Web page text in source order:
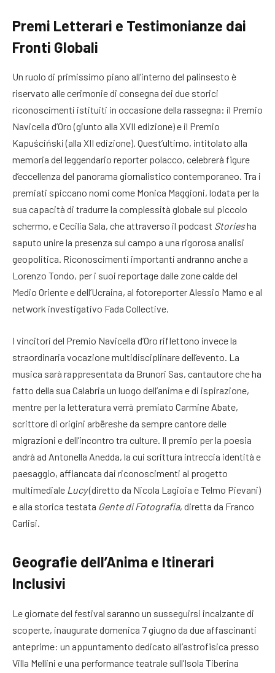
Premi Letterari e Testimonianze dai
Fronti Globali
Un ruolo di primissimo piano all’interno del palinsesto è
riservato alle cerimonie di consegna dei due storici
riconoscimenti istituiti in occasione della rassegna: il Premio
Navicella d’Oro (giunto alla XVII edizione) e il Premio
Kapuściński (alla XII edizione). Quest’ultimo, intitolato alla
memoria del leggendario reporter polacco, celebrerà figure
d’eccellenza del panorama giornalistico contemporaneo. Tra i
premiati spiccano nomi come Monica Maggioni, lodata per la
sua capacità di tradurre la complessità globale sul piccolo
schermo, e Cecilia Sala, che attraverso il podcast Storiesha
saputo unire la presenza sul campo a una rigorosa analisi
geopolitica. Riconoscimenti importanti andranno anche a
Lorenzo Tondo, per i suoi reportage dalle zone calde del
Medio Oriente e dell’Ucraina, al fotoreporter Alessio Mamo e al
network investigativo Fada Collective.
I vincitori del Premio Navicella d’Oro riflettono invece la
straordinaria vocazione multidisciplinare dell’evento. La
musica sarà rappresentata da Brunori Sas, cantautore che ha
fatto della sua Calabria un luogo dell’anima e di ispirazione,
mentre per la letteratura verrà premiato Carmine Abate,
scrittore di origini arbëreshe da sempre cantore delle
migrazioni e dell’incontro tra culture. Il premio per la poesia
andrà ad Antonella Anedda, la cui scrittura intreccia identità e
paesaggio, affiancata dai riconoscimenti al progetto
multimediale Lucy(diretto da Nicola Lagioia e Telmo Pievani)
e alla storica testata Gente di Fotografia, diretta da Franco
Carlisi.
Geografie dell’Anima e Itinerari
Inclusivi
Le giornate del festival saranno un susseguirsi incalzante di
scoperte, inaugurate domenica 7 giugno da due affascinanti
anteprime: un appuntamento dedicato all’astrofisica presso
Villa Mellini e una performance teatrale sull’Isola Tiberina